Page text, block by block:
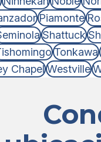
Piamonte
Shattuck
Tonkawa
ChapelWestville